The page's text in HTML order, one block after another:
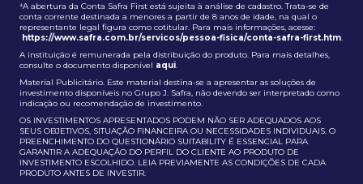
⁴A abertura da Conta Safra First está sujeita à análise de cadastro. Trata-se de
conta corrente destinada a menores a partir de 8 anos de idade, na qual o
representante legal figura como cotitular. Para mais informações, acesse:
https://www.safra.com.br/servicos/pessoa-fisica/conta-safra-first.htm.
A instituição é remunerada pela distribuição do produto. Para mais detalhes,
consulte o documento disponível aqui.
Material Publicitário. Este material destina-se a apresentar as soluções de
investimento disponíveis no Grupo J. Safra, não devendo ser interpretado como
indicação ou recomendação de investimento.
OS INVESTIMENTOS APRESENTADOS PODEM NÃO SER ADEQUADOS AOS
SEUS OBJETIVOS, SITUAÇÃO FINANCEIRA OU NECESSIDADES INDIVIDUAIS. O
PREENCHIMENTO DO QUESTIONÁRIO SUITABILITY É ESSENCIAL PARA
GARANTIR A ADEQUAÇÃO DO PERFIL DO CLIENTE AO PRODUTO DE
INVESTIMENTO ESCOLHIDO. LEIA PREVIAMENTE AS CONDIÇÕES DE CADA
PRODUTO ANTES DE INVESTIR.